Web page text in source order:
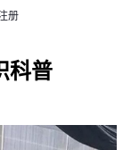
册
科普